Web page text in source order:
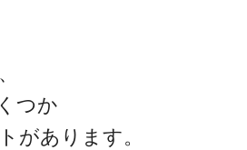
つか
があります。